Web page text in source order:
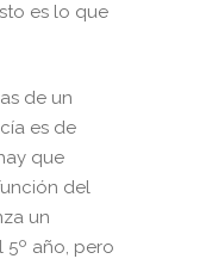
es lo que
de un
es de
que
del
un
5º año, pero